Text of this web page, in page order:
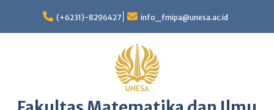
content
(+6231)-8296427 info_fmipa@unesa.ac.id